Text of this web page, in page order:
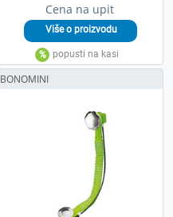
Cena na upit
BONOMINI